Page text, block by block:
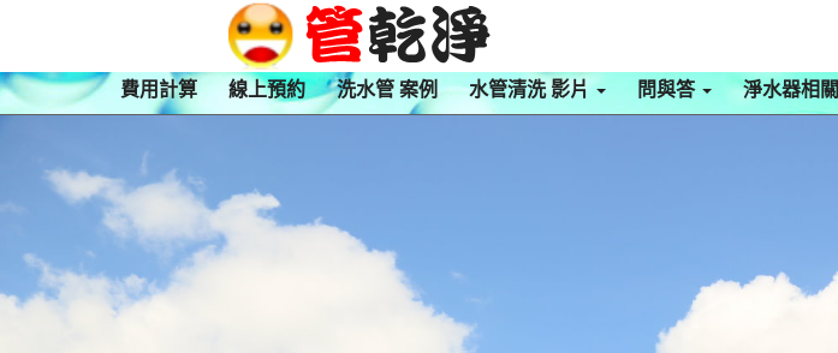
費用計算 線上預約 洗水管 案例 水管清洗 影片 問與答 淨水器相關